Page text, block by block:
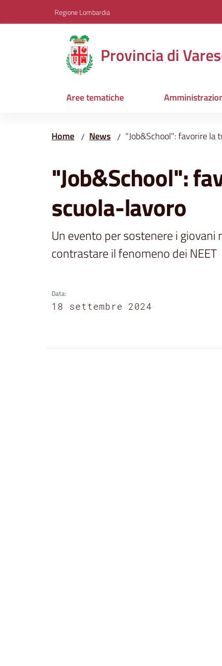
Regione Lombardia
Provincia di
Aree tematiche
Home / News / "Job&School": favorire la
"Job&School":
scuola-lavoro
Un evento per sostenere i
contrastare il fenomeno dei NEET
Data:
18 settembre 2024